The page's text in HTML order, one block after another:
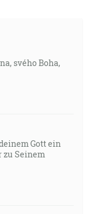
svého Boha,
Gott ein
zu Seinem